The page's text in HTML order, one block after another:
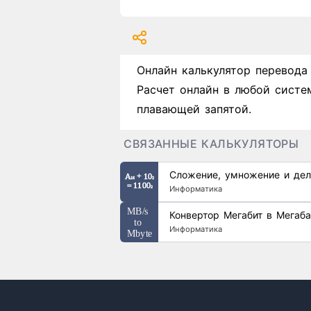
Онлайн калькулятор
Расчет онлайн в любой
плавающей запятой.
СВЯЗАННЫЕ КАЛЬКУЛЯТОРЫ
Сложение, умножение и
Информатика
Конвертор Мегабит в
Информатика